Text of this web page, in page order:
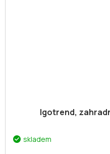
Igotrend,
skladem